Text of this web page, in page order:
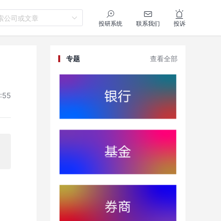
公司或文章
投研系统 联系我们 投诉
专题 查看全部